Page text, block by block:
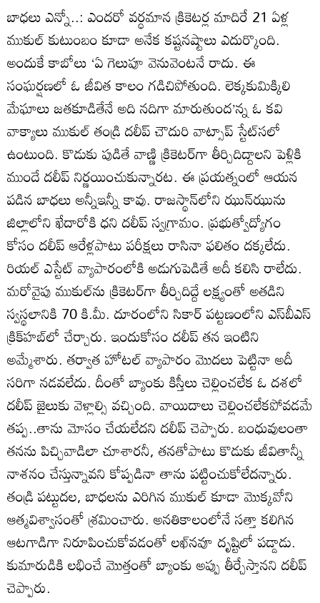
బాధలు ఎన్నో..: ఎందరో వర్ధమాన క్రికెటర్ల మాదిరే 21 ఏళ్ల
ముకుల్‌ కుటుంబం కూడా అనేక కష్టనష్టాలు ఎదుర్కొంది.
అందుకే కాబోలు ‘ఏ గెలుపూ వెనువెంటనే రాదు. ఈ
సంఘర్షణలో ఓ జీవిత కాలం గడిచిపోతుంది. లెక్కకుమిక్కిలి
మేఘాలు జతకూడితేనే అది నదిగా మారుతుంద’న్న ఓ కవి
వాక్యాలు ముకుల్‌ తండ్రి దలీప్‌ చౌదురి వాట్సాప్‌ స్టేట్‌సలో
ఉంటుంది. కొడుకు పుడితే వాణ్ణి క్రికెటర్‌గా తీర్చిదిద్దాలని పెళ్లికి
ముందే దలీప్‌ నిర్ణయించుకున్నారట. ఈ ప్రయత్నంలో ఆయన
పడిన బాధలు అన్నీఇన్నీ కావు. రాజస్థాన్‌లోని ఝున్‌ఝును
జిల్లాలోని ఖేదారోకి ధని దలీప్‌ స్వగ్రామం. ప్రభుత్వోద్యోగం
కోసం దలీప్‌ ఆరేళ్లపాటు పరీక్షలు రాసినా ఫలితం దక్కలేదు.
రియల్‌ ఎస్టేట్‌ వ్యాపారంలోకి అడుగుపెడితే అదీ కలిసి రాలేదు.
మరోవైపు ముకుల్‌ను క్రికెటర్‌గా తీర్చిదిద్దే లక్ష్యంతో అతడిని
స్వస్థలానికి 70 కి.మీ. దూరంలోని సికార్‌ పట్టణంలోని ఎస్‌బీఎస్‌
క్రిక్‌హబ్‌లో చేర్చారు. ఇందుకోసం దలీప్‌ తన ఇంటిని
అమ్మేశారు. తర్వాత హోటల్‌ వ్యాపారం మొదలు పెట్టినా అదీ
సరిగా నడవలేదు. దీంతో బ్యాంకు కిస్తీలు చెల్లించలేక ఓ దశలో
దలీప్‌ జైలుకు వెళ్లాల్సి వచ్చింది. వాయిదాలు చెల్లించలేకపోవడమే
తప్ప..తాను మోసం చేయలేదని దలీప్‌ చెప్పారు. బంధువులంతా
తనను పిచ్చివాడిలా చూశారనీ, తనతోపాటు కొడుకు జీవితాన్నీ
నాశనం చేస్తున్నావని కోప్పడినా తాను పట్టించుకోలేదన్నారు.
తండ్రి పట్టుదల, బాధలను ఎరిగిన ముకుల్‌ కూడా మొక్కవోని
ఆత్మవిశ్వాసంతో శ్రమించారు. అనతికాలంలోనే సత్తా కలిగిన
ఆటగాడిగా నిరూపించుకోవడంతో లఖ్‌నవూ దృష్టిలో పడ్డాడు.
కుమారుడికి లభించే మొత్తంతో బ్యాంకు అప్పు తీర్చేస్తానని దలీప్‌
చెప్పారు.